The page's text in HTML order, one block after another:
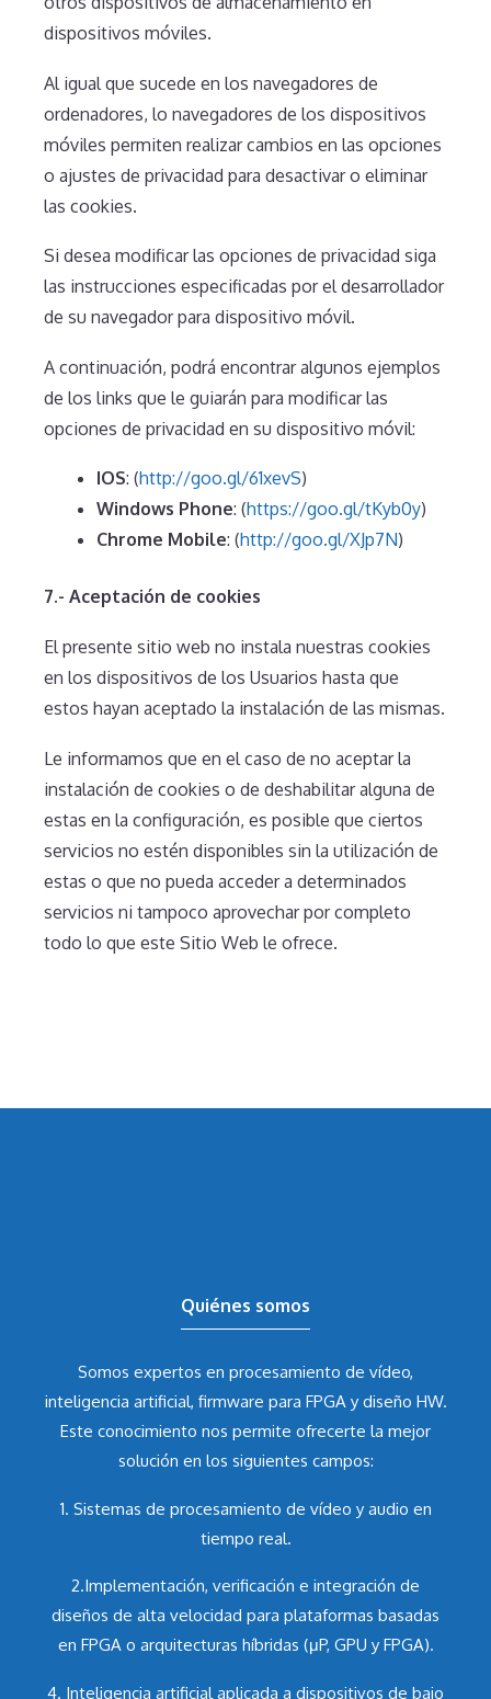
dispositivos móviles.
Al igual que sucede en los navegadores de
ordenadores, lo navegadores de los dispositivos
móviles permiten realizar cambios en las opciones
o ajustes de privacidad para desactivar o eliminar
las cookies.
Si desea modificar las opciones de privacidad siga
las instrucciones especificadas por el desarrollador
de su navegador para dispositivo móvil.
A continuación, podrá encontrar algunos ejemplos
de los links que le guiarán para modificar las
opciones de privacidad en su dispositivo móvil:
IOS: (http://goo.gl/61xevS)
Windows Phone: (https://goo.gl/tKyb0y)
Chrome Mobile: (http://goo.gl/XJp7N)
7.- Aceptación de cookies
El presente sitio web no instala nuestras cookies
en los dispositivos de los Usuarios hasta que
estos hayan aceptado la instalación de las mismas.
Le informamos que en el caso de no aceptar la
instalación de cookies o de deshabilitar alguna de
estas en la configuración, es posible que ciertos
servicios no estén disponibles sin la utilización de
estas o que no pueda acceder a determinados
servicios ni tampoco aprovechar por completo
todo lo que este Sitio Web le ofrece.
Quiénes somos
Somos expertos en procesamiento de vídeo,
inteligencia artificial, firmware para FPGA y diseño HW.
Este conocimiento nos permite ofrecerte la mejor
solución en los siguientes campos:
1. Sistemas de procesamiento de vídeo y audio en
tiempo real.
2.Implementación, verificación e integración de
diseños de alta velocidad para plataformas basadas
en FPGA o arquitecturas híbridas (μP, GPU y FPGA).
4. Inteligencia artificial aplicada a dispositivos de bajo